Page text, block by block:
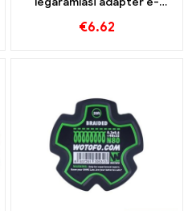
丨Egyedi
€6.62